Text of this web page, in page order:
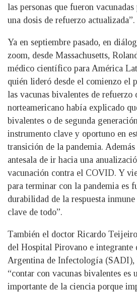
las personas que fueron
una dosis de refuerzo actualizada”.
Ya en septiembre pasado, en
zoom, desde Massachusetts,
médico científico para América
quién lideró desde el comienzo el
las vacunas bivalentes de refuerzo
norteamericano había explicado
bivalentes o de segunda
instrumento clave y oportuno en
transición de la pandemia.
antesala de ir hacia una
vacunación contra el COVID. Y
para terminar con la pandemia es
durabilidad de la respuesta
clave de todo”.
También el doctor Ricardo
del Hospital Pirovano e integrante
Argentina de Infectología (SADI),
“contar con vacunas bivalentes es
importante de la ciencia porque